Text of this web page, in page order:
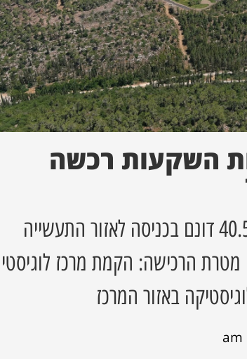
השקעות רכשה
החברה הודיעה על רכישה של 40.5 דונם בכניסה לאזור התעשייה
שקל | מטרת הרכישה: הקמת מרכז לוגיסטי
באזור המרכז